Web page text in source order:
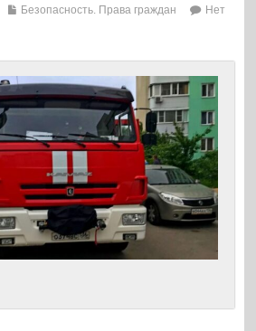
Безопасность. Права граждан
Нет